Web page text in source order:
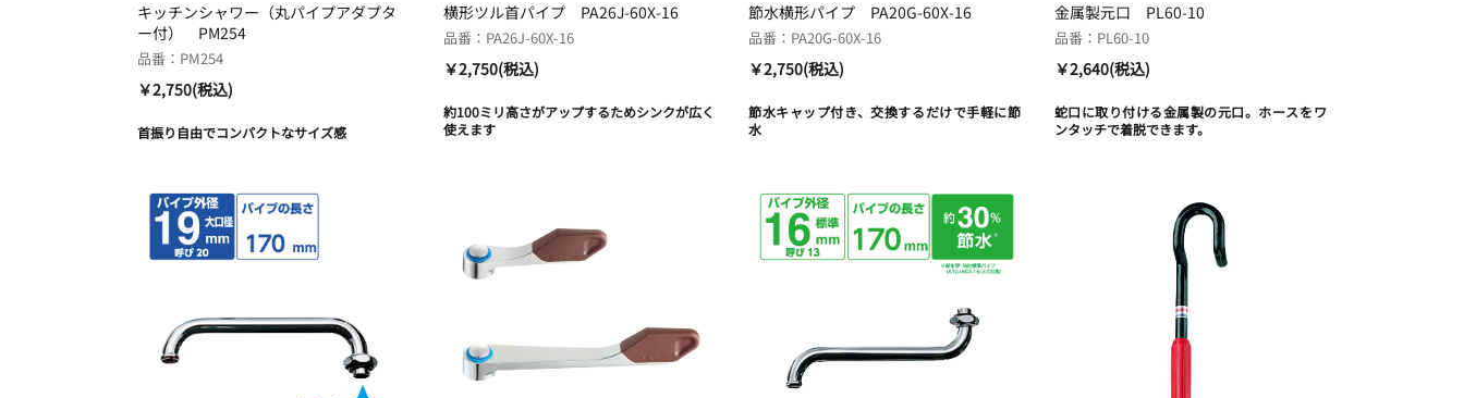
キッチンシャワー（丸パイプアダプタ
ー付） PM254
品番：PM254
￥2,750(税込)
首振り自由でコンパクトなサイズ感
横形ツル首パイプ PA26J-60X-16
品番：PA26J-60X-16
￥2,750(税込)
約100ミリ高さがアップするためシンクが広く
使えます
節水横形パイプ PA20G-60X-16
品番：PA20G-60X-16
￥2,750(税込)
節水キャップ付き、交換するだけで手軽に節
水
金属製元口 PL60-10
品番：PL60-10
￥2,640(税込)
蛇口に取り付ける金属製の元口。ホースをワ
ンタッチで着脱できます。